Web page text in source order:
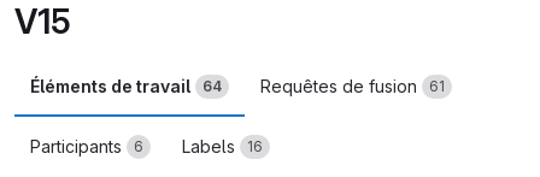
V15
Éléments de travail 64 Requêtes de fusion 61
Participants 6 Labels 16